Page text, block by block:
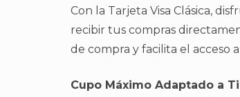
Con la Tarjeta Visa Clásica,
recibir tus compras
de compra y facilita el acceso
Cupo Máximo Adaptado a Ti